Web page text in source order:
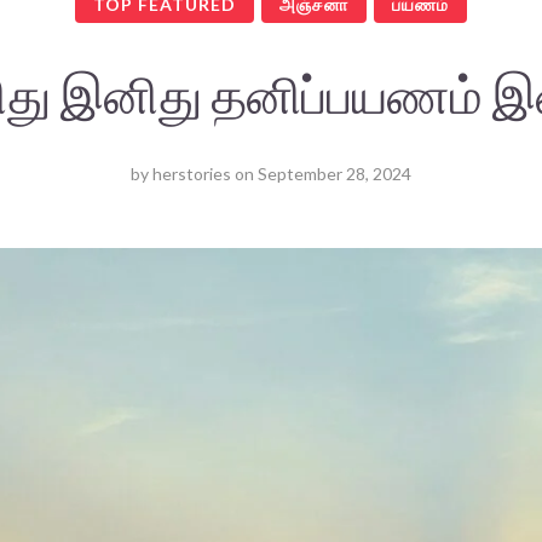
இனிது தனிப்பயணம்
byherstories on September 28, 2024